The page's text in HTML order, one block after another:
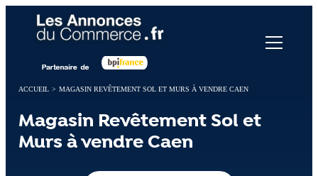
ACCUEIL > MAGASIN REVÊTEMENT SOL ET MURS À VENDRE CAEN
Magasin Revêtement Sol et
Murs à vendre Caen
Panneau de gestion des cookies